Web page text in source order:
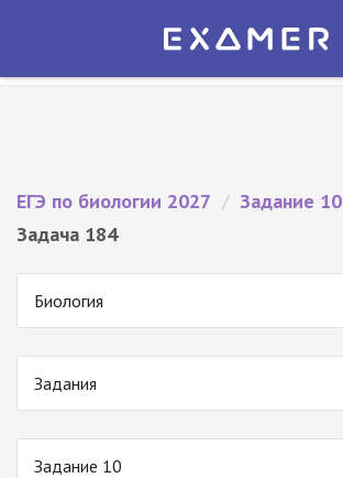
Экзамер — ЕГЭ 2027
ЕГЭ по биологии 2027 / Задание 10
Задача 184
Биология
Задания
Задание 10